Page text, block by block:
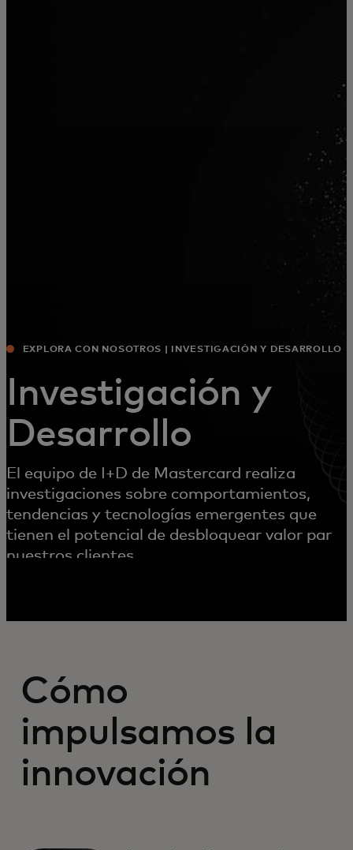
EXPLORA CON NOSOTROS | INVESTIGACIÓN Y DESARROLLO
Investigación y
Desarrollo
El equipo de I+D de Mastercard realiza
investigaciones sobre comportamientos,
tendencias y tecnologías emergentes que
tienen el potencial de desbloquear valor para
nuestros clientes.
Cómo
impulsamos la
innovación